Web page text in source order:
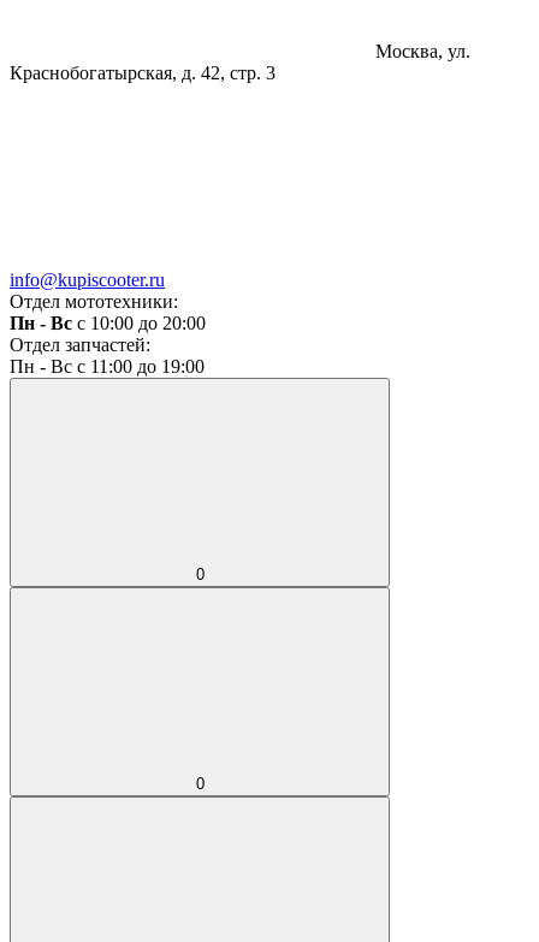
Москва, ул.
Краснобогатырская, д. 42, стр. 3
info@kupiscooter.ru
Отдел мототехники:
Пн - Вс с 10:00 до 20:00
Отдел запчастей:
Пн - Вс с 11:00 до 19:00
0
0